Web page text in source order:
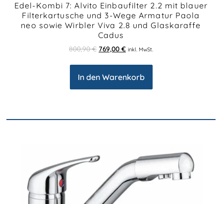
Edel-Kombi 7: Alvito Einbaufilter 2.2 mit blauer
Filterkartusche und 3-Wege Armatur Paola
neo sowie Wirbler Viva 2.8 und Glaskaraffe
Cadus
800,90€ 769,00 € inkl. MwSt.
In den Warenkorb